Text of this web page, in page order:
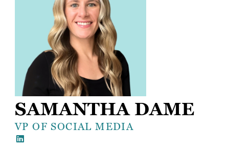
SAMANTHA DAME
VP OF SOCIAL MEDIA